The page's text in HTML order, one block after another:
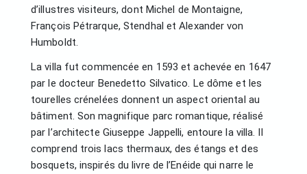
d’illustres visiteurs, dont Michel de Montaigne,
François Pétrarque, Stendhal et Alexander von
Humboldt.
La villa fut commencée en 1593 et achevée en 1647
par le docteur Benedetto Silvatico. Le dôme et les
tourelles crénelées donnent un aspect oriental au
bâtiment. Son magnifique parc romantique, réalisé
par l’architecte Giuseppe Jappelli, entoure la villa. Il
comprend trois lacs thermaux, des étangs et des
bosquets, inspirés du livre de l’Enéide qui narre le